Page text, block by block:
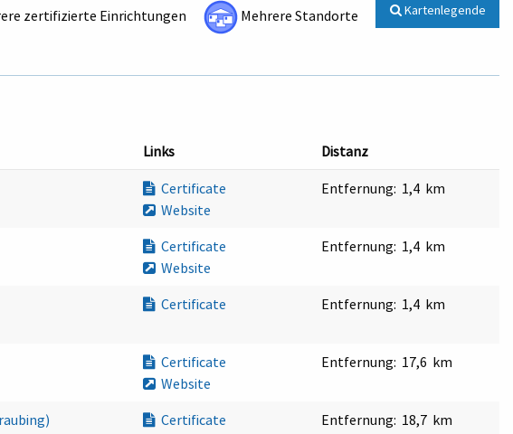
zertifizierte Einrichtungen Mehrere Standorte Kartenlegende
Links Distanz
Certificate
Website
Entfernung: 1,4 km
Certificate
Website
Entfernung: 1,4 km
Certificate Entfernung: 1,4 km
Certificate
Website
Entfernung: 17,6 km
Certificate Entfernung: 18,7 km